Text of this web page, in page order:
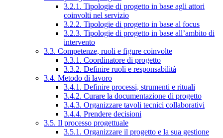
3.2.1. Tipologie di progetto in base agli attori
coinvolti nel servizio
3.2.2. Tipologie di progetto in base al focus
3.2.3. Tipologie di progetto in base all’ambito di
intervento
3.3. Competenze, ruoli e figure coinvolte
3.3.1. Coordinatore di progetto
3.3.2. Definire ruoli e responsabilità
3.4. Metodo di lavoro
3.4.1. Definire processi, strumenti e rituali
3.4.2. Curare la documentazione di progetto
3.4.3. Organizzare tavoli tecnici collaborativi
3.4.4. Prendere decisioni
3.5. Il processo progettuale
3.5.1. Organizzare il progetto e la sua gestione